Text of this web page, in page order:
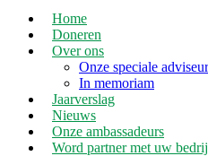
Home
Doneren
Over ons
Onze speciale
In memoriam
Jaarverslag
Nieuws
Onze ambassadeurs
Word partner met uw